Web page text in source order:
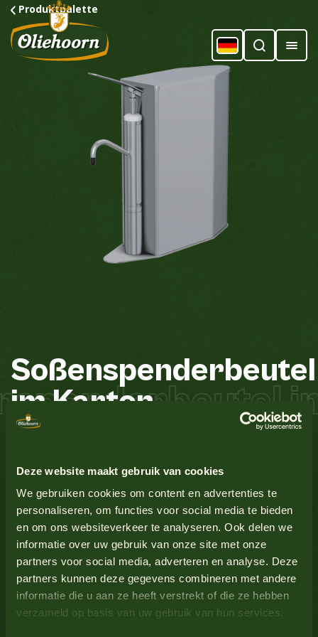
Deze website maakt gebruik van cookies
We gebruiken cookies om content en advertenties te
personaliseren, om functies voor social media te bieden
en om ons websiteverkeer te analyseren. Ook delen we
informatie over uw gebruik van onze site met onze
partners voor social media, adverteren en analyse. Deze
partners kunnen deze gegevens combineren met andere
informatie die u aan ze heeft verstrekt of die ze hebben
verzameld op basis van uw gebruik van hun services.
Produktpalette
Soßenspenderbeutel
imKarton
sehr leicht zu bedienen und einfach zu handhaben. Da
die Portionsgröße eingestellt werden kann, können Sie
eine korrekte Portionierung gewährleisten. Das
Edelstahlmaterial kann in der Spülmaschine gereinigt
werden und garantiert eine lange Lebensdauer. Das
luftdichte System mit der Sauce in Bag-in-Box-
Verpackung sorgt dafür, dass die optimale Qualität der
Sauce erhalten bleibt. Der Sausking Red eignet sich für
8-kg-Säcke mit Curry Sauce, Tomaten Ketchup und
Erdnüsse Nein
Glutenhaltiges Getreide
Lupine Nein
Milch Nein
Senf Nein
Alle Produkte anzeigen
Alle Produkte anzeigen
Alle Produkte anzeigen